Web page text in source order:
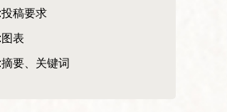
稿要求
表
要、关键词